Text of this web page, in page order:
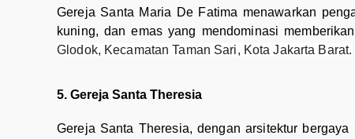
Gereja Santa Maria De Fatima menawarkan
kuning, dan emas yang mendominasi
Glodok, Kecamatan Taman Sari, Kota Jakarta Barat.
5. Gereja Santa Theresia
Gereja Santa Theresia, dengan arsitektur